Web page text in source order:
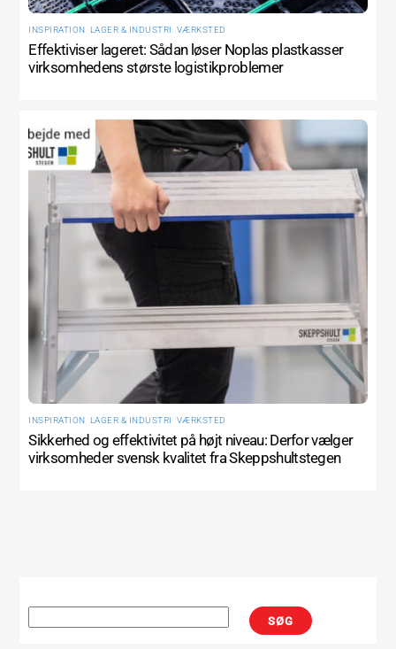
INSPIRATION LAGER & INDUSTRI VÆRKSTED
Effektiviser lageret: Sådan løser Noplas plastkasser
virksomhedens største logistikproblemer
INSPIRATION LAGER & INDUSTRI VÆRKSTED
Sikkerhed og effektivitet på højt niveau: Derfor vælger
virksomheder svensk kvalitet fra Skeppshultstegen
SØG